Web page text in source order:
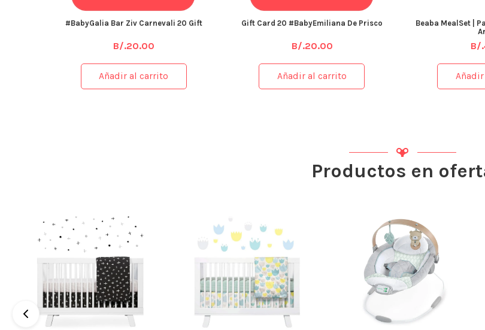
#BabyGalia Bar Ziv Carnevali 20 Gift
B/.20.00
Añadir al carrito
Gift Card 20 #BabyEmiliana De Prisco
B/.20.00
Añadir al carrito
Beaba MealSet |
B/.
Productos en